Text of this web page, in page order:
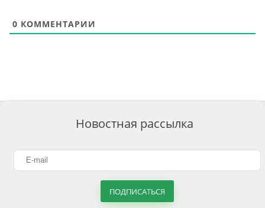
0 КОММЕНТАРИИ
Новостная рассылка
ПОДПИСАТЬСЯ